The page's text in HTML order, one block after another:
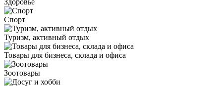
Здоровье
Спорт
Туризм, активный отдых
Товары для бизнеса, склада и офиса
Зоотовары